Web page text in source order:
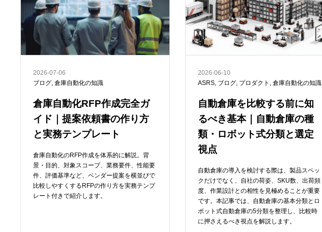
2026-07-06
ブログ, 倉庫自動化の知識
倉庫自動化RFP作成完全ガ
イド｜提案依頼書の作り方
と実務テンプレート
倉庫自動化のRFP作成を体系的に解説。背
景・目的、対象スコープ、業務要件、性能要
件、評価基準など、ベンダー提案を横並びで
比較しやすくするRFPの作り方を実務テンプ
レート付きで紹介します。
2026-06-10
ASRS, ブログ, プロダクト , 倉庫自動化の知識
自動倉庫を比較する前に知
るべき基本｜自動倉庫の種
類・ロボット式分類と選定
視点
自動倉庫の導入を検討する際は、製品スペッ
クだけでなく、自社の荷姿、SKU数、出荷頻
度、作業設計との相性を見極めることが重要
です。本記事では、自動倉庫の基本分類とロ
ボット式自動倉庫の5分類を整理し、比較時
に押さえるべき視点を解説します。